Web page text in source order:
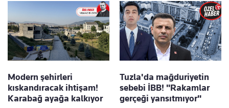
Modern şehirleri
kıskandıracak ihtişam!
Karabağ ayağa kalkıyor
Tuzla'da mağduriyetin
sebebi İBB! "Rakamlar
gerçeği yansıtmıyor"